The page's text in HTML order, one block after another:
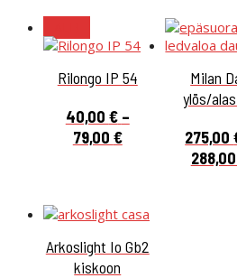
Rilongo IP 54
40,00 € –
79,00 €Hintaluokka:
Milan
ylös/
275,00
288,00
Arkoslight Io Gb2
kiskoon